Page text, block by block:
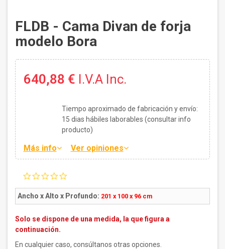
FLDB - Cama Divan de forja
modelo Bora
640,88 € I.V.A Inc.
Tiempo aproximado de fabricación y envío:
15 dias hábiles laborables (consultar info
producto)
Más info Ver opiniones
rating
Ancho x Alto x Profundo: 201 x 100 x 96 cm
Solo se dispone de una medida, la que figura a
continuación.
En cualquier caso, consúltanos otras opciones.